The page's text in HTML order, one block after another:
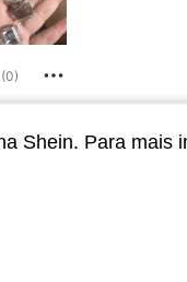
Shein. Para mais